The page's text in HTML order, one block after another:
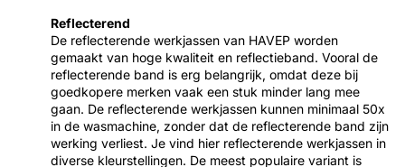
Reflecterend
De reflecterende werkjassen van HAVEP worden
gemaakt van hoge kwaliteit en reflectieband. Vooral de
reflecterende band is erg belangrijk, omdat deze bij
goedkopere merken vaak een stuk minder lang mee
gaan. De reflecterende werkjassen kunnen minimaal 50x
in de wasmachine, zonder dat de reflecterende band zijn
werking verliest. Je vind hier reflecterende werkjassen in
diverse kleurstellingen. De meest populaire variant is